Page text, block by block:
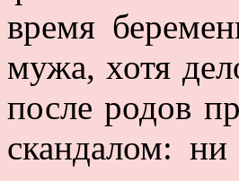
время
мужа, хотя
после родов
скандалом: